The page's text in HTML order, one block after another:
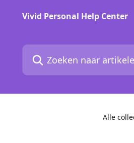
Vivid Personal Help Center
Zoeken naar artikelen ...
Alle